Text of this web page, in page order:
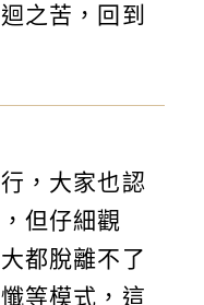
之苦，回到
，大家也認
但仔細觀
都脫離不了
等模式，這